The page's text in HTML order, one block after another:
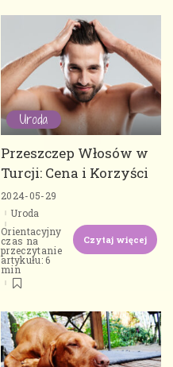
Uroda
Przeszczep Włosów w
Turcji: Cena i Korzyści
2024-05-29
Uroda
Orientacyjny
czas na
przeczytanie
artykułu: 6
min
Czytaj więcej